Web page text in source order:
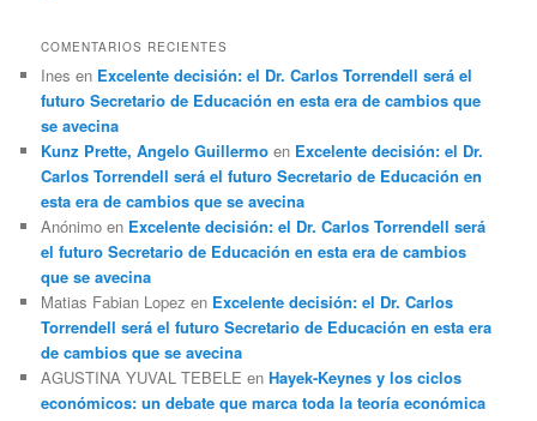
COMENTARIOS RECIENTES
Ines en Excelente decisión: el Dr. Carlos Torrendell será el
futuro Secretario de Educación en esta era de cambios que
se avecina
Kunz Prette, Angelo Guillermo en Excelente decisión: el Dr.
Carlos Torrendell será el futuro Secretario de Educación en
esta era de cambios que se avecina
Anónimo en Excelente decisión: el Dr. Carlos Torrendell será
el futuro Secretario de Educación en esta era de cambios
que se avecina
Matias Fabian Lopez en Excelente decisión: el Dr. Carlos
Torrendell será el futuro Secretario de Educación en esta era
de cambios que se avecina
AGUSTINA YUVAL TEBELE enHayek-Keynes y los ciclos
económicos: un debate que marca toda la teoría económica